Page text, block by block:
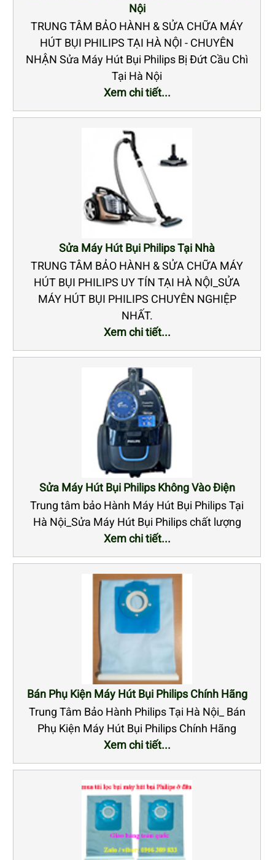
Nội
TRUNG TÂM BẢO HÀNH & SỬA CHỮA MÁY
HÚT BỤI PHILIPS TẠI HÀ NỘI - CHUYÊN
NHẬN Sửa Máy Hút Bụi Philips Bị Đứt Cầu Chì
Tại Hà Nội
Xem chi tiết...
Sửa Máy Hút Bụi Philips Tại Nhà
TRUNG TÂM BẢO HÀNH & SỬA CHỮA MÁY
HÚT BỤI PHILIPS UY TÍN TẠI HÀ NỘI_SỬA
MÁY HÚT BỤI PHILIPS CHUYÊN NGHIỆP
NHẤT.
Xem chi tiết...
Sửa Máy Hút Bụi Philips Không Vào Điện
Trung tâm bảo Hành Máy Hút Bụi Philips Tại
Hà Nội_Sửa Máy Hút Bụi Philips chất lượng
Xem chi tiết...
Bán Phụ Kiện Máy Hút Bụi Philips Chính Hãng
Trung Tâm Bảo Hành Philips Tại Hà Nội_ Bán
Phụ Kiện Máy Hút Bụi Philips Chính Hãng
Xem chi tiết...